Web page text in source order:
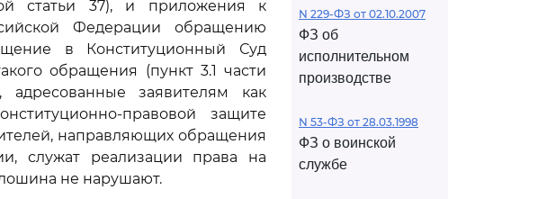
статьи 37), и приложения к
Федерации обращению
в Конституционный Суд
обращения (пункт 3.1 части
заявителям как
правовой защите
направляющих обращения
служат реализации права на
не нарушают.
N 229-ФЗ от 02.10.2007
ФЗ об
исполнительном
производстве
N 53-ФЗ от 28.03.1998
ФЗ о воинской
службе